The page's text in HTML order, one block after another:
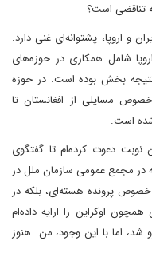
تناقضی است؟
و اروپا، پشتوانه‌ای غنی دارد.
شامل همکاری در حوزه‌های
بخش بوده است. در حوزه
خصوص مسایلی از افغانستان تا
شده است.
نوبت دعوت کرده‌ام تا گفتگوی
در مجمع عمومی سازمان ملل در
خصوص پرونده هسته‌ای، بلکه در
اوکراین را ارایه داده‌ام
شد، اما با این وجود، من هنوز